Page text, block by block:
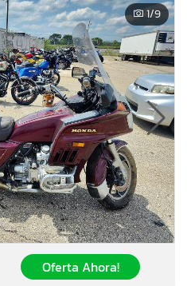
1/9
Oferta Ahora!